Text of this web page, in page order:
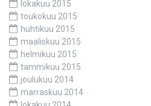
lokakuu 2015
toukokuu 2015
huhtikuu 2015
maaliskuu 2015
helmikuu 2015
tammikuu 2015
joulukuu 2014
marraskuu 2014